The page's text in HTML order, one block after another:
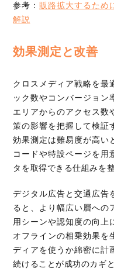
参考： 販路拡大するため
解説
効果測定と改善
クロスメディア戦略を最
ック数やコンバージョン
エリアからのアクセス数
策の影響を把握して検証
効果測定は難易度が高い
コードや特設ページを用
タを取得できる仕組みを
デジタル広告と交通広告
ると、より幅広い層への
用シーンや認知度の向上
オフラインの相乗効果を
ディアを使うか綿密に計
続けることが成功のカギ